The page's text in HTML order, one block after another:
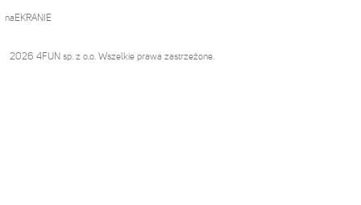
naEKRANIE
2026 4FUN sp. z o.o. Wszelkie prawa zastrzeżone.